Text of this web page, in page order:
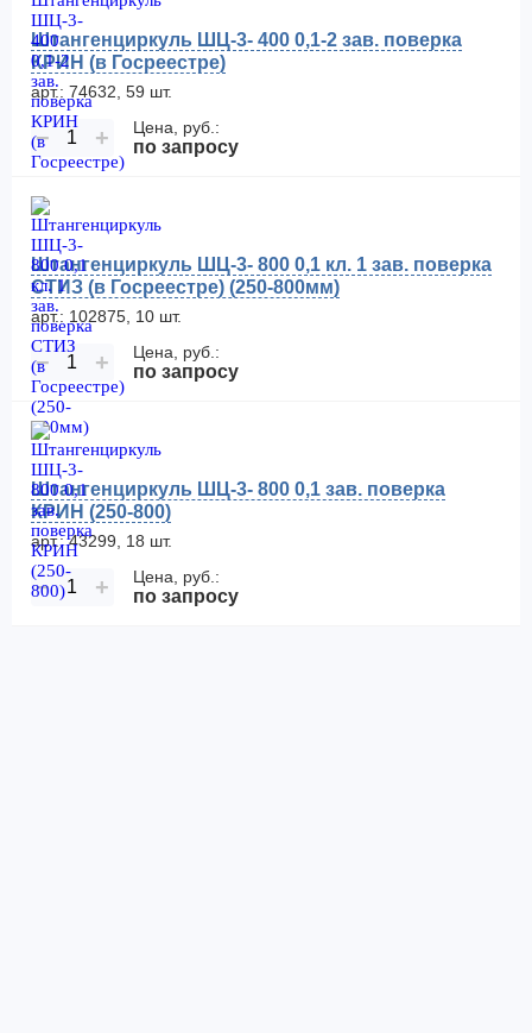
Штангенциркуль ШЦ-3- 400 0,1-2 зав. поверка
КРИН (в Госреестре)
арт.: 74632, 59 шт.
− + Цена, руб.:
по запросу
Штангенциркуль ШЦ-3- 800 0,1 кл. 1 зав. поверка
СТИЗ (в Госреестре) (250-800мм)
арт.: 102875, 10 шт.
− + Цена, руб.:
по запросу
Штангенциркуль ШЦ-3- 800 0,1 зав. поверка
КРИН (250-800)
арт.: 43299, 18 шт.
− + Цена, руб.:
по запросу